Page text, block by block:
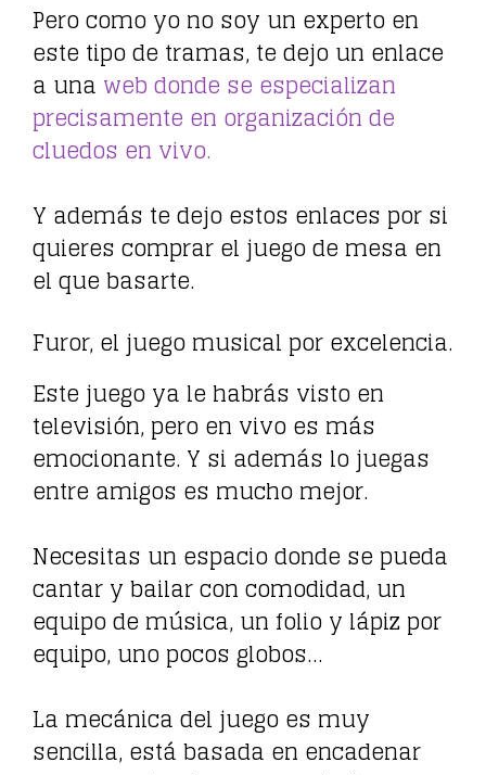
Pero como yo no soy un experto en
este tipo de tramas, te dejo un enlace
a una web donde se especializan
precisamente en organización de
cluedos en vivo.
Y además te dejo estos enlaces por si
quieres comprar el juego de mesa en
el que basarte.
Furor, el juego musical por excelencia.
Este juego ya le habrás visto en
televisión, pero en vivo es más
emocionante. Y si además lo juegas
entre amigos es mucho mejor.
Necesitas un espacio donde se pueda
cantar y bailar con comodidad, un
equipo de música, un folio y lápiz por
equipo, uno pocos globos…
La mecánica del juego es muy
sencilla, está basada en encadenar